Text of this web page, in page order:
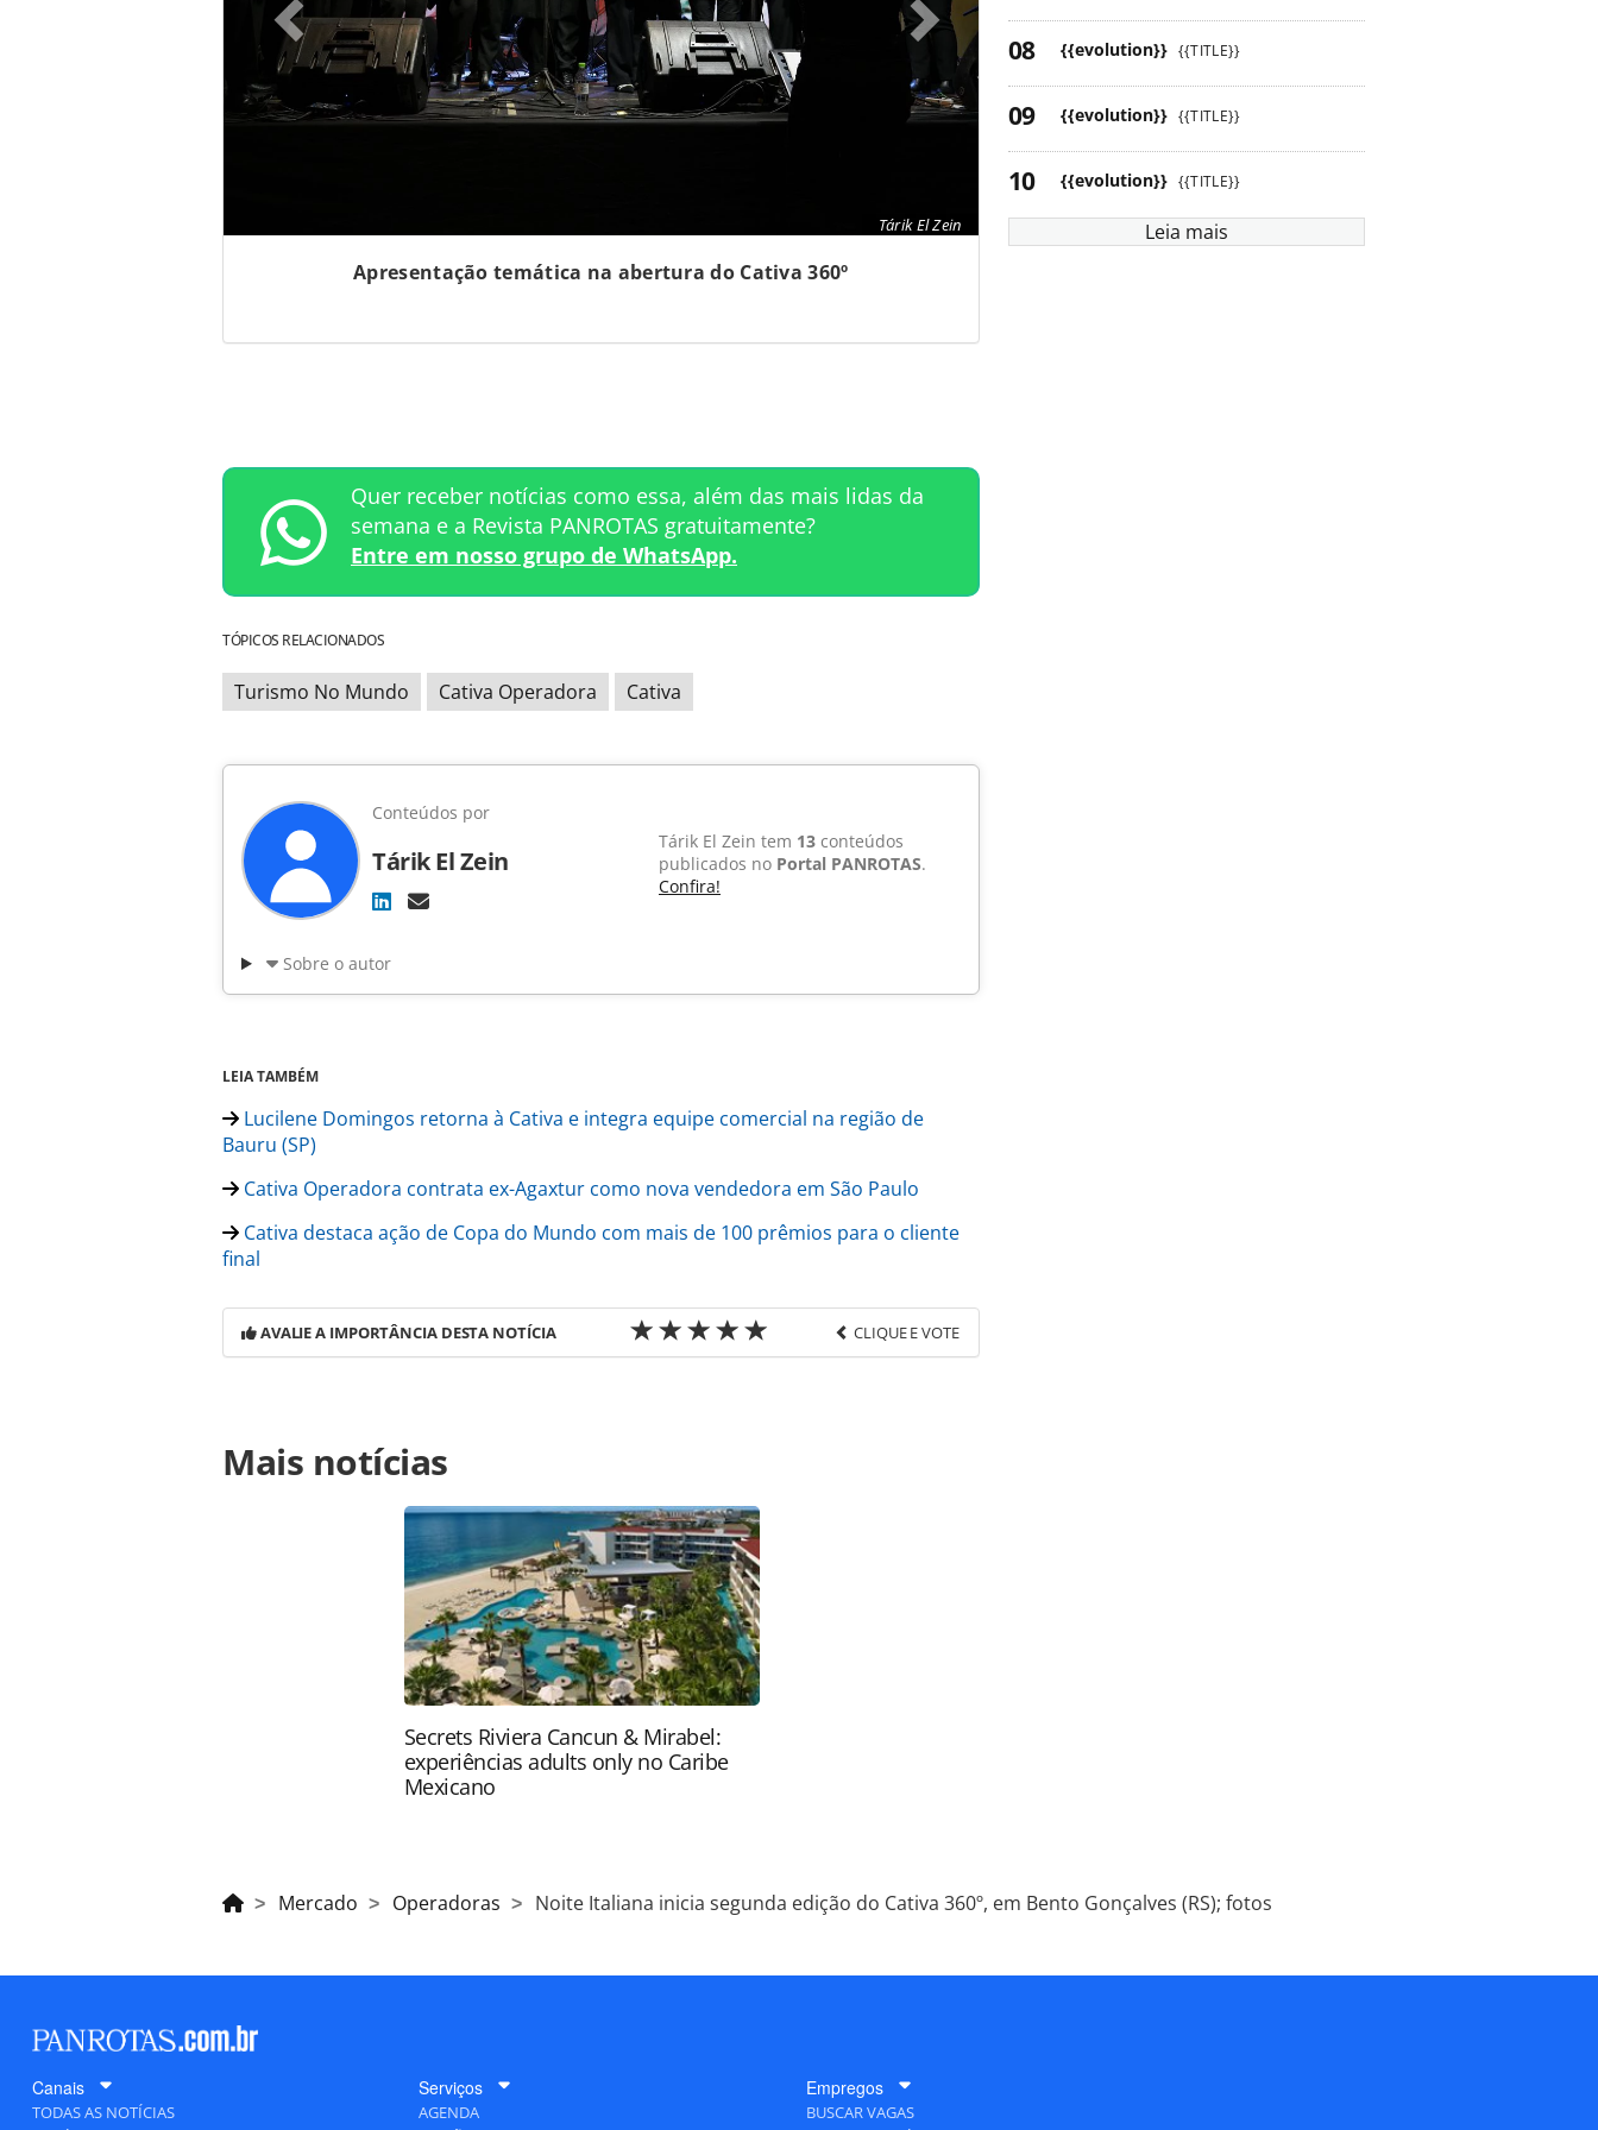
Tárik El Zein
Apresentação temática na abertura do Cativa 360º
Quer receber notícias como essa, além das mais lidas da
semana e a Revista PANROTAS gratuitamente?
Entre em nosso grupo de WhatsApp.
TÓPICOS RELACIONADOS
Turismo No Mundo Cativa Operadora Cativa
Conteúdos por
Tárik El Zein
Tárik El Zein tem 13 conteúdos
publicados no Portal PANROTAS.
Confira!
Sobre o autor
LEIA TAMBÉM
Lucilene Domingos retorna à Cativa e integra equipe comercial na região de
Bauru (SP)
Cativa Operadora contrata ex-Agaxtur como nova vendedora em São Paulo
Cativa destaca ação de Copa do Mundo com mais de 100 prêmios para o cliente
final
AVALIE A IMPORTÂNCIA DESTA NOTÍCIA CLIQUE E VOTE
https://www.panrotas.com.br/mercado/operadoras/2026/05/noite-italiana-inicia-
segunda-edicao-do-cativa-360o-em-bento-goncalves-rs-fotos_228601.html ou as
ferramentas oferecidas na página. Todo o conteúdo produzido pela PANROTAS Editora
é protegido pela legislação brasileira sobre direito autoral. Não reproduza o conteúdo
sem autorização da PANROTAS Editora (copyright@panrotas.com.br).
Mais notícias
Secrets Riviera Cancun & Mirabel:
experiências adults only no Caribe
Mexicano
{{evolution}} {{TITLE}}
{{evolution}} {{TITLE}}
{{evolution}} {{TITLE}}
Leia mais
Mercado Operadoras Noite Italiana inicia segunda edição do Cativa 360º, em Bento Gonçalves (RS); fotos
Canais
TODAS AS NOTÍCIAS
Serviços
AGENDA
Empregos
BUSCAR VAGAS